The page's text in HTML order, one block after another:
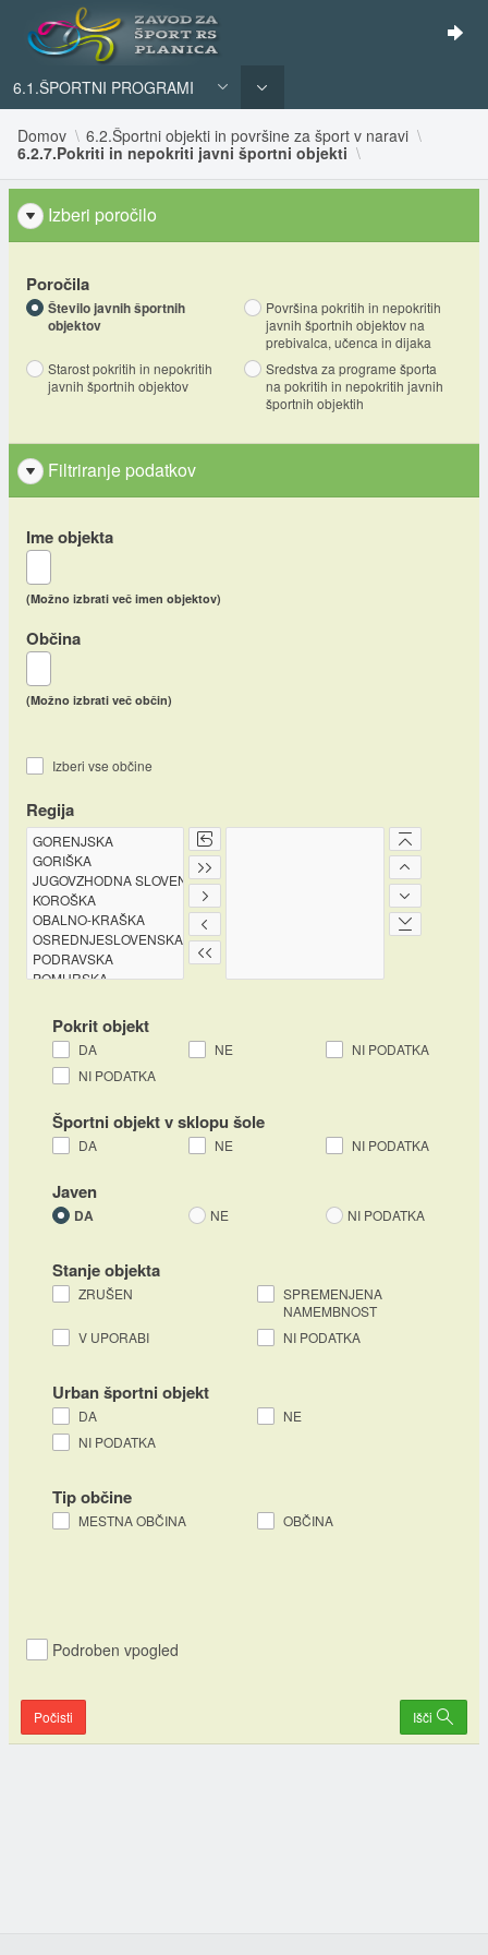
6.1.ŠPORTNI PROGRAMI
Domov
6.2.Športni objekti in površine za šport v naravi
6.2.7.Pokriti in nepokriti javni športni objekti
Izberi poročilo
Poročila
Število javnih športnih
objektov
Površina pokritih in nepokritih
javnih športnih objektov na
prebivalca, učenca in dijaka
Starost pokritih in nepokritih
javnih športnih objektov
Sredstva za programe športa
na pokritih in nepokritih javnih
športnih objektih
Filtriranje podatkov
Ime objekta
(Možno izbrati več imen objektov)
Občina
(Možno izbrati več občin)
Izberi vse občine
Regija
Pokrit objekt
DA NE
NI PODATKA
NI PODATKA
Športni objekt v sklopu šole
DA NE NI PODATKA
Javen
DA NE NI PODATKA
Stanje objekta
ZRUŠEN
SPREMENJENA
NAMEMBNOST
V UPORABI
NI PODATKA
Urban športni objekt
DA
NE
NI PODATKA
Tip občine
MESTNA OBČINA OBČINA
Podroben vpogled
Počisti Išči